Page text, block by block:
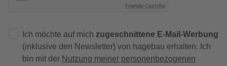
Friendly Captcha
Ich möchte auf mich zugeschnittene E-Mail-Werbung
(inklusive den Newsletter) von hagebau erhalten. Ich
bin mit der Nutzung meiner personenbezogenen